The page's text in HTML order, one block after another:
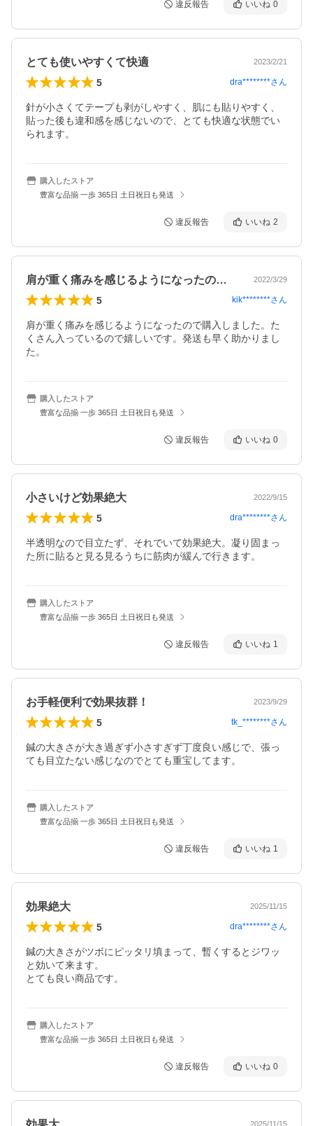
違反報告 いいね 0
とても使いやすくて快適 2023/2/21
5 dra********さん
針が小さくてテープも剥がしやすく、肌にも貼りやすく、
貼った後も違和感を感じないので、とても快適な状態でい
られます。
購入したストア
豊富な品揃 一歩 365日 土日祝日も発送
違反報告 いいね 2
肩が重く痛みを感じるようになったので購… 2022/3/29
5 kik********さん
肩が重く痛みを感じるようになったので購入しました。た
くさん入っているので嬉しいです。発送も早く助かりまし
た。
購入したストア
豊富な品揃 一歩 365日 土日祝日も発送
違反報告 いいね 0
小さいけど効果絶大 2022/9/15
5 dra********さん
半透明なので目立たず、それでいて効果絶大。凝り固まっ
た所に貼ると見る見るうちに筋肉が緩んで行きます。
購入したストア
豊富な品揃 一歩 365日 土日祝日も発送
違反報告 いいね 1
お手軽便利で効果抜群！ 2023/9/29
5 tk_********さん
鍼の大きさが大き過ぎず小さすぎず丁度良い感じで、張っ
ても目立たない感じなのでとても重宝してます。
購入したストア
豊富な品揃 一歩 365日 土日祝日も発送
違反報告 いいね 1
効果絶大 2025/11/15
5 dra********さん
鍼の大きさがツボにピッタリ填まって、暫くするとジワッ
と効いて来ます。
とても良い商品です。
購入したストア
豊富な品揃 一歩 365日 土日祝日も発送
違反報告 いいね 0
2025/11/15